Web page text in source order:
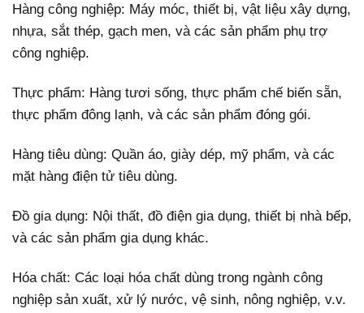
Hàng công nghiệp: Máy móc, thiết bị, vật liệu xây dựng,
nhựa, sắt thép, gạch men, và các sản phẩm phụ trợ
công nghiệp.
Thực phẩm: Hàng tươi sống, thực phẩm chế biến sẵn,
thực phẩm đông lạnh, và các sản phẩm đóng gói.
Hàng tiêu dùng: Quần áo, giày dép, mỹ phẩm, và các
mặt hàng điện tử tiêu dùng.
Đồ gia dụng: Nội thất, đồ điện gia dụng, thiết bị nhà bếp,
và các sản phẩm gia dụng khác.
Hóa chất: Các loại hóa chất dùng trong ngành công
nghiệp sản xuất, xử lý nước, vệ sinh, nông nghiệp, v.v.